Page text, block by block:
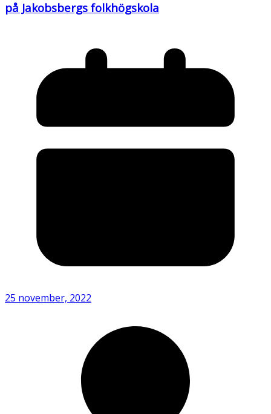
på Jakobsbergs folkhögskola
25 november, 2022